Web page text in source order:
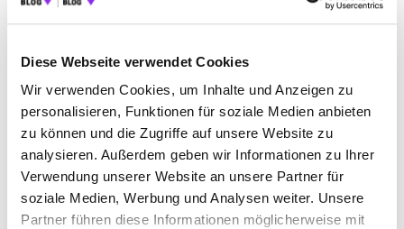
Diese Webseite verwendet Cookies
Wir verwenden Cookies, um Inhalte und Anzeigen zu
personalisieren, Funktionen für soziale Medien anbieten
zu können und die Zugriffe auf unsere Website zu
analysieren. Außerdem geben wir Informationen zu Ihrer
Verwendung unserer Website an unsere Partner für
soziale Medien, Werbung und Analysen weiter. Unsere
Partner führen diese Informationen möglicherweise mit
Jürgen Carr – 15.07.2026
★★★★★
Sehr gute Beratung Alles Bestens, freundlich und
zuvorkommend.